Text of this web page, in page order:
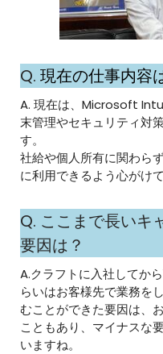
Q. 現在の仕事内容
A. 現在は、Microsoft
末管理やセキュリティ対
す。
社給や個人所有に関わら
に利用できるよう心がけて
Q. ここまで長いキ
要因は？
A.クラフトに入社してか
らいはお客様先で業務を
むことができた要因は、
こともあり、マイナスな
いますね。